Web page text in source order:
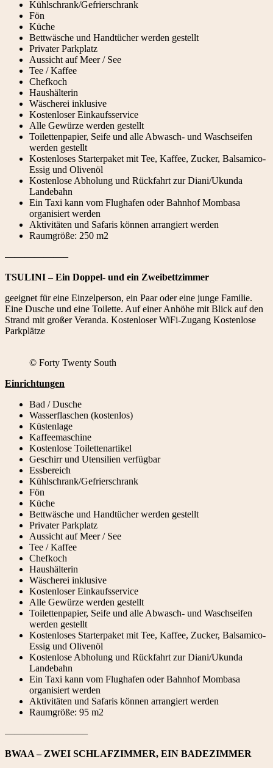
Kühlschrank/Gefrierschrank
Fön
Küche
Bettwäsche und Handtücher werden gestellt
Privater Parkplatz
Aussicht auf Meer / See
Tee / Kaffee
Chefkoch
Haushälterin
Wäscherei inklusive
Kostenloser Einkaufsservice
Alle Gewürze werden gestellt
Toilettenpapier, Seife und alle Abwasch- und Waschseifen
werden gestellt
Kostenloses Starterpaket mit Tee, Kaffee, Zucker, Balsamico-
Essig und Olivenöl
Kostenlose Abholung und Rückfahrt zur Diani/Ukunda
Landebahn
Ein Taxi kann vom Flughafen oder Bahnhof Mombasa
organisiert werden
Aktivitäten und Safaris können arrangiert werden
Raumgröße: 250 m2
——————–
TSULINI – Ein Doppel- und ein Zweibettzimmer
geeignet für eine Einzelperson, ein Paar oder eine junge Familie.
Eine Dusche und eine Toilette. Auf einer Anhöhe mit Blick auf den
Strand mit großer Veranda. Kostenloser WiFi-Zugang Kostenlose
Parkplätze
© Forty Twenty South
Einrichtungen
Bad / Dusche
Wasserflaschen (kostenlos)
Küstenlage
Kaffeemaschine
Kostenlose Toilettenartikel
Geschirr und Utensilien verfügbar
Essbereich
Kühlschrank/Gefrierschrank
Fön
Küche
Bettwäsche und Handtücher werden gestellt
Privater Parkplatz
Aussicht auf Meer / See
Tee / Kaffee
Chefkoch
Haushälterin
Wäscherei inklusive
Kostenloser Einkaufsservice
Alle Gewürze werden gestellt
Toilettenpapier, Seife und alle Abwasch- und Waschseifen
werden gestellt
Kostenloses Starterpaket mit Tee, Kaffee, Zucker, Balsamico-
Essig und Olivenöl
Kostenlose Abholung und Rückfahrt zur Diani/Ukunda
Landebahn
Ein Taxi kann vom Flughafen oder Bahnhof Mombasa
organisiert werden
Aktivitäten und Safaris können arrangiert werden
Raumgröße: 95 m2
————————–
BWAA – ZWEI SCHLAFZIMMER, EIN BADEZIMMER